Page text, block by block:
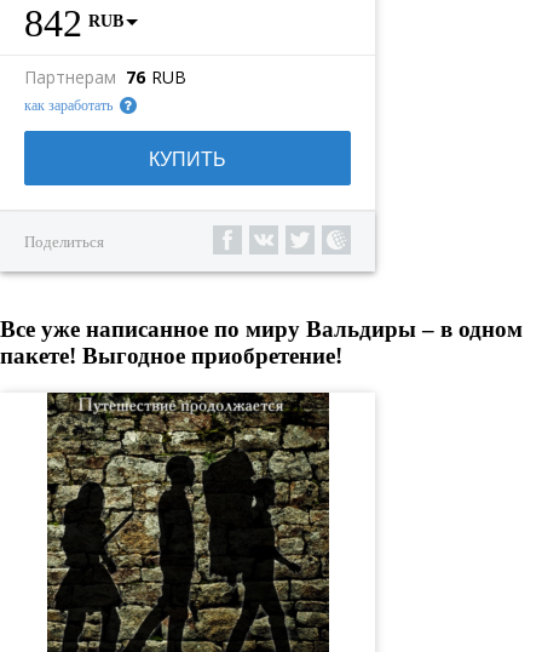
842 RUB
Партнерам 76 RUB
как заработать
КУПИТЬ
Поделиться
Все уже написанное по миру Вальдиры – в одном
пакете! Выгодное приобретение!